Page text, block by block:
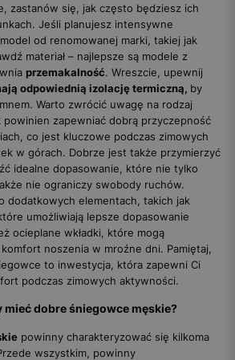
zastanów się, jak często będziesz ich
Jeśli planujesz intensywne
od renomowanej marki, takiej jak
materiał – najlepsze są modele z
przemakalność. Wreszcie, upewnij
odpowiednią izolację termiczną, by
Warto zwrócić uwagę na rodzaj
zapewniać dobrą przyczepność
co jest kluczowe podczas zimowych
w górach. Dobrze jest także przymierzyć
idealne dopasowanie, które nie tylko
nie ograniczy swobody ruchów.
dodatkowych elementach, takich jak
umożliwiają lepsze dopasowanie
ocieplane wkładki, które mogą
noszenia w mroźne dni. Pamiętaj,
to inwestycja, która zapewni Ci
podczas zimowych aktywności.
dobre śniegowce męskie?
powinny charakteryzować się kilkoma
wszystkim, powinny